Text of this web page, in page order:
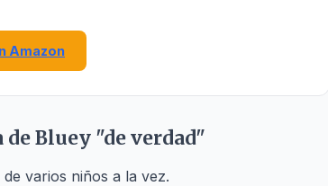
Amazon
de Bluey "de verdad"
varios niños a la vez.